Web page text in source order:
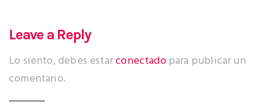
o
s
Leave a Reply
Lo siento, debes estarconectadopara publicar un
comentario.